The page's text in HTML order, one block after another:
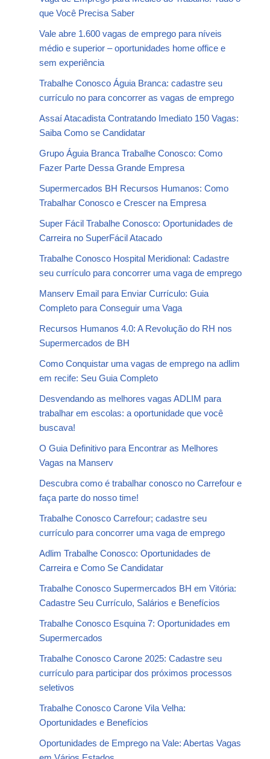
que Você Precisa Saber
Vale abre 1.600 vagas de emprego para níveis
médio e superior – oportunidades home office e
sem experiência
Trabalhe Conosco Águia Branca: cadastre seu
currículo no para concorrer as vagas de emprego
Assaí Atacadista Contratando Imediato 150 Vagas:
Saiba Como se Candidatar
Grupo Águia Branca Trabalhe Conosco: Como
Fazer Parte Dessa Grande Empresa
Supermercados BH Recursos Humanos: Como
Trabalhar Conosco e Crescer na Empresa
Super Fácil Trabalhe Conosco: Oportunidades de
Carreira no SuperFácil Atacado
Trabalhe Conosco Hospital Meridional: Cadastre
seu currículo para concorrer uma vaga de emprego
Manserv Email para Enviar Currículo: Guia
Completo para Conseguir uma Vaga
Recursos Humanos 4.0: A Revolução do RH nos
Supermercados de BH
Como Conquistar uma vagas de emprego na adlim
em recife: Seu Guia Completo
Desvendando as melhores vagas ADLIM para
trabalhar em escolas: a oportunidade que você
buscava!
O Guia Definitivo para Encontrar as Melhores
Vagas na Manserv
Descubra como é trabalhar conosco no Carrefour e
faça parte do nosso time!
Trabalhe Conosco Carrefour; cadastre seu
currículo para concorrer uma vaga de emprego
Adlim Trabalhe Conosco: Oportunidades de
Carreira e Como Se Candidatar
Trabalhe Conosco Supermercados BH em Vitória:
Cadastre Seu Currículo, Salários e Benefícios
Trabalhe Conosco Esquina 7: Oportunidades em
Supermercados
Trabalhe Conosco Carone 2025: Cadastre seu
currículo para participar dos próximos processos
seletivos
Trabalhe Conosco Carone Vila Velha:
Oportunidades e Benefícios
Oportunidades de Emprego na Vale: Abertas Vagas